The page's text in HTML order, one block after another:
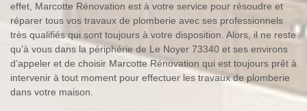
effet, Marcotte Rénovation est à votre service pour résoudre et
réparer tous vos travaux de plomberie avec ses professionnels
très qualifiés qui sont toujours à votre disposition. Alors, il ne reste
qu’à vous dans la périphérie de Le Noyer 73340 et ses environs
d’appeler et de choisir Marcotte Rénovation qui est toujours prêt à
intervenir à tout moment pour effectuer les travaux de plomberie
dans votre maison.